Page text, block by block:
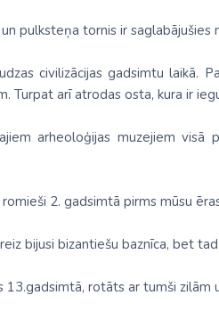
pulksteņa tornis ir saglabājušies
civilizācijas gadsimtu laikā.
Turpat arī atrodas osta, kura ir
arheoloģijas muzejiem visā
2. gadsimtā pirms mūsu
bijusi bizantiešu baznīca, bet
rotāts ar tumši